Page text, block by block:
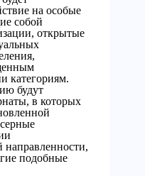
на особые
собой
открытые
категориям.
будут
в которых
направленности,
подобные